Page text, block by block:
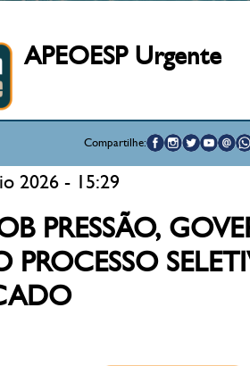
APEOESP Urgente
Compartilhe:
2026 - 15:29
PRESSÃO,